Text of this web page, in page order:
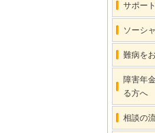
サポー
ソーシ
難病を
障害年
る方へ
相談の